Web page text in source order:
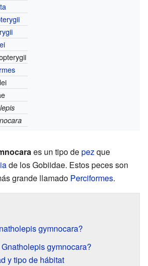
es un tipo depezque
de los Gobiidae. Estos peces son
grande llamado Perciformes.
gymnocara?
gymnocara?
y tipo de hábitat